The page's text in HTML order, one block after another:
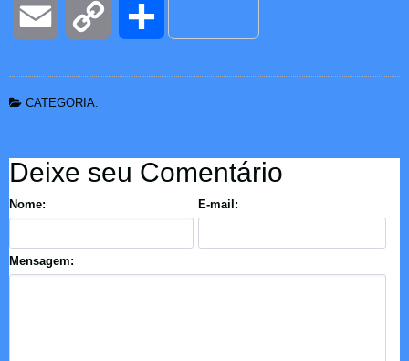
Email Copy
CATEGORIA:
Deixe seu Comentário
Nome: E-mail:
Mensagem: